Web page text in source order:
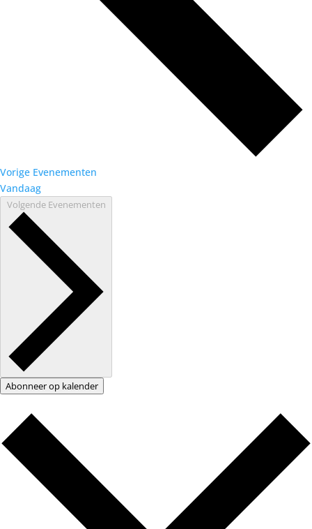
Vorige Evenementen
Vandaag
Volgende Evenementen
Abonneer op kalender